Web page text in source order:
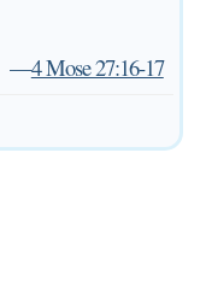
—4 Mose 27:16-17